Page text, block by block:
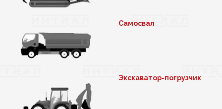
Самосвал
Экскаватор-погрузчик